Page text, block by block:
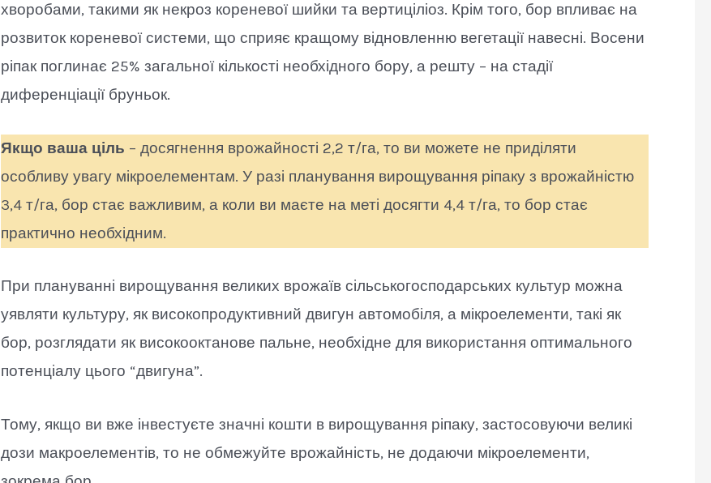
хворобами, такими як некроз кореневої шийки та вертиціліоз. Крім того, бор впливає на
розвиток кореневої системи, що сприяє кращому відновленню вегетації навесні. Восени
ріпак поглинає 25% загальної кількості необхідного бору, а решту – на стадії
диференціації бруньок.
Якщо ваша ціль – досягнення врожайності 2,2 т/га, то ви можете не приділяти
особливу увагу мікроелементам. У разі планування вирощування ріпаку з врожайністю
3,4 т/га, бор стає важливим, а коли ви маєте на меті досягти 4,4 т/га, то бор стає
практично необхідним.
При плануванні вирощування великих врожаїв сільськогосподарських культур можна
уявляти культуру, як високопродуктивний двигун автомобіля, а мікроелементи, такі як
бор, розглядати як високооктанове пальне, необхідне для використання оптимального
потенціалу цього “двигуна”.
Тому, якщо ви вже інвестуєте значні кошти в вирощування ріпаку, застосовуючи великі
дози макроелементів, то не обмежуйте врожайність, не додаючи мікроелементи,